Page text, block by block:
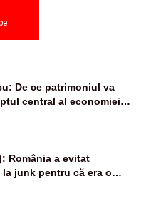
De ce patrimoniul va
central al economiei
România a evitat
la junk pentru că era o
bănci și fondurile de